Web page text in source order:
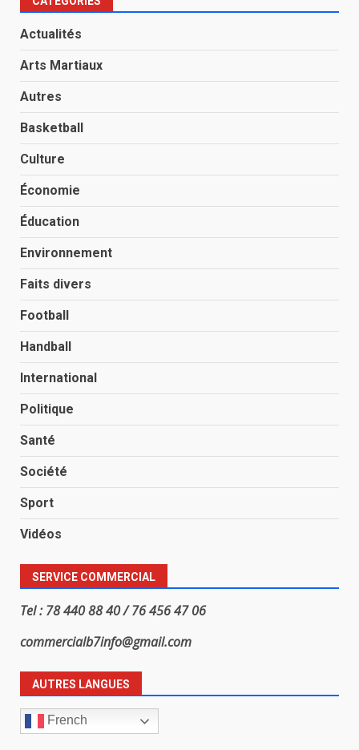
Actualités
Arts Martiaux
Autres
Basketball
Culture
Économie
Éducation
Environnement
Faits divers
Football
Handball
International
Politique
Santé
Société
Sport
Vidéos
SERVICE COMMERCIAL
Tel : 78 440 88 40 / 76 456 47 06
commercialb7info@gmail.com
AUTRES LANGUES
French